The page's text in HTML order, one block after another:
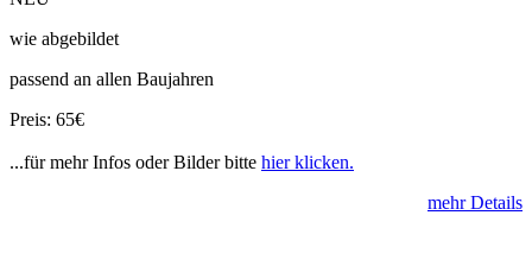
wie abgebildet
passend an allen Baujahren
Preis: 65€
...für mehr Infos oder Bilder bitte hier klicken.
mehr Details